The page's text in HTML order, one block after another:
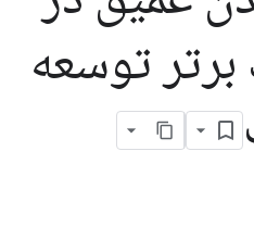
برتر توسعه